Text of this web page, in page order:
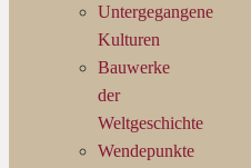
Untergegangene
Kulturen
Bauwerke
der
Weltgeschichte
Wendepunkte